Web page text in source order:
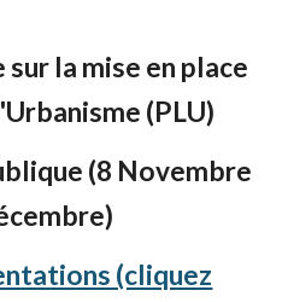
la mise en place
(PLU)
(8 Novembre
(cliquez